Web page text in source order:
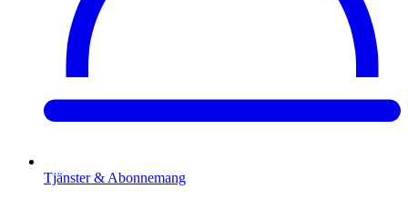
Tjänster & Abonnemang